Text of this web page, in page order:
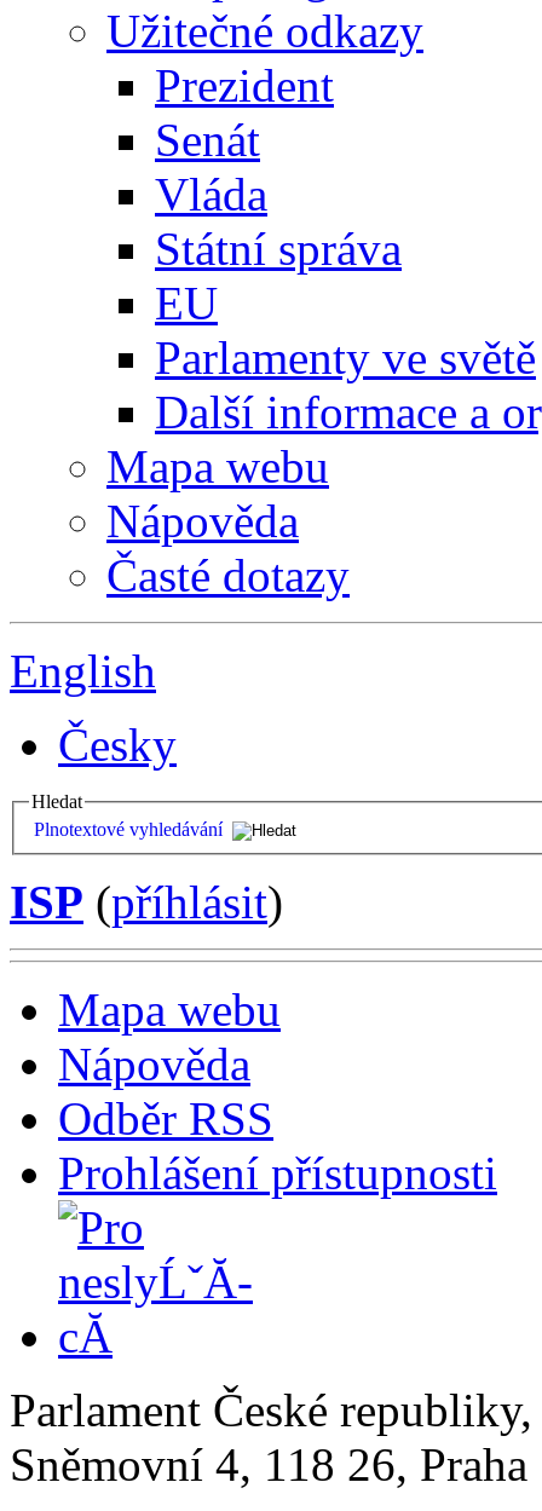
Užitečné odkazy
Prezident
Senát
Vláda
Státní správa
EU
Parlamenty ve světě
Další informace a
Mapa webu
Nápověda
Časté dotazy
English
Česky
Hledat
Plnotextové vyhledávání
ISP (příhlásit)
Mapa webu
Nápověda
Odběr RSS
Prohlášení přístupnosti
Parlament České
Sněmovní 4, 118 26,